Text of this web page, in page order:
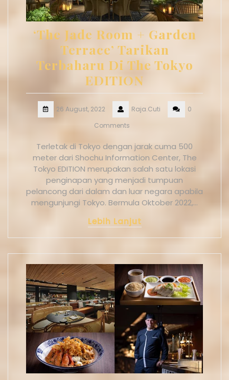
‘The Jade Room + Garden
Terrace’ Tarikan
Terbaharu Di The Tokyo
EDITION
26 August, 2022 Raja.Cuti
0
Comments
Terletak di Tokyo dengan jarak cuma 500
meter dari Shochu Information Center, The
Tokyo EDITION merupakan salah satu lokasi
penginapan yang menjadi tumpuan
pelancong dari dalam dan luar negara apabila
mengunjungi Tokyo. Bermula Oktober 2022,…
Lebih Lanjut